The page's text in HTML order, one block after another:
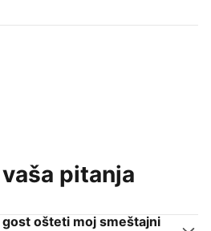
poput vas
pitanja
ošteti moj smeštajni